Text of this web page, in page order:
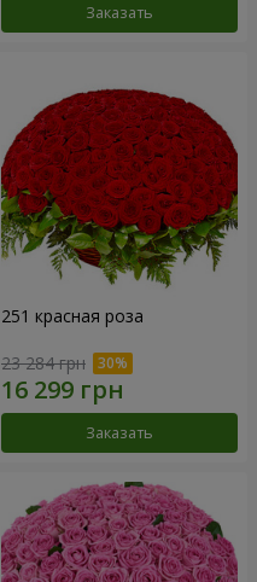
Заказать
251 красная роза
23 284 грн
Заказать